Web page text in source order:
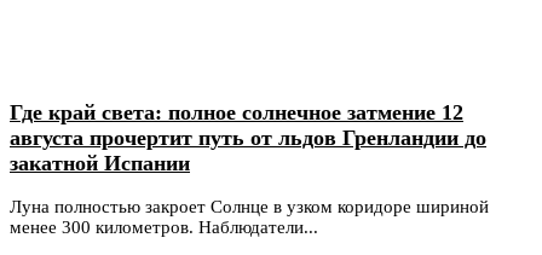
Где край света: полное солнечное затмение 12
августа прочертит путь от льдов Гренландии до
закатной Испании
Луна полностью закроет Солнце в узком коридоре шириной
менее 300 километров. Наблюдатели...